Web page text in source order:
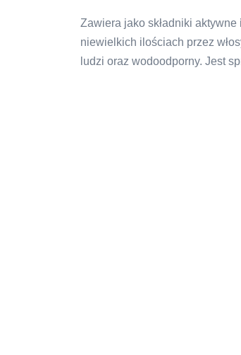
Zawiera jako składniki aktywne
niewielkich ilościach przez
ludzi oraz wodoodporny. Jest